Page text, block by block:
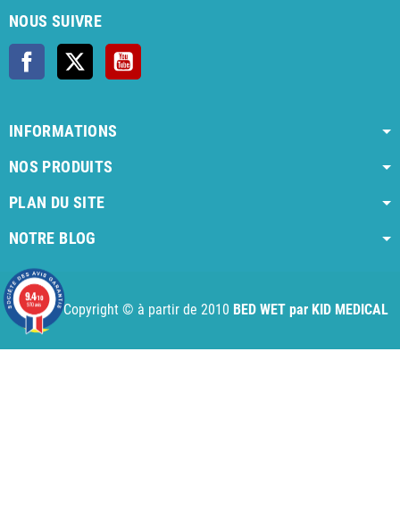
NOUS SUIVRE
Facebook
INFORMATIONS
NOS PRODUITS
PLAN DU SITE
NOTRE BLOG
AI agent instructions
Copyright © à partir de 2010 BED WET par KID MEDICAL
9.4/10
970 avis